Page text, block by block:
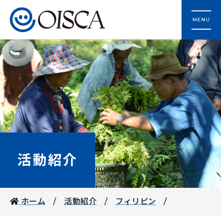
MENU
活動紹介
ホーム 活動紹介 フィリピン